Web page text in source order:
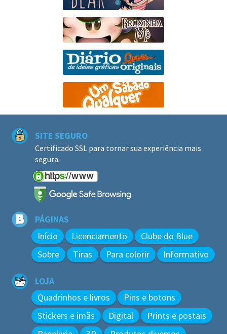
SITE SEGURO
Certificado SSL para tornar sua experiência mais
segura.
PÁGINAS
Início Licenciamento
Clube do Blue
Sobre
Tiras Para colorir Informativo
LOJA
Quadrinhos e livros
Pins e botons
Stickers e imãs
Digital
Prints e postais